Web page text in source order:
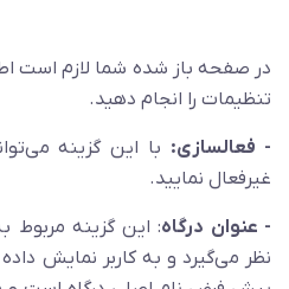
در صفحه باز شده شما لازم است
تنظیمات را انجام دهید.
- فعالسازی: با این گزینه
غیرفعال نمایید.
- عنوان درگاه: این گزینه مربوط
نظر می‌گیرد و به کاربر نمایش